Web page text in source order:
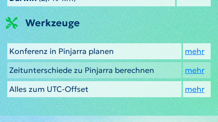
Werkzeuge
Konferenz in Pinjarra planen
mehr
Zeitunterschiede zu Pinjarra berechnen
mehr
Alles zum UTC-Offset
mehr